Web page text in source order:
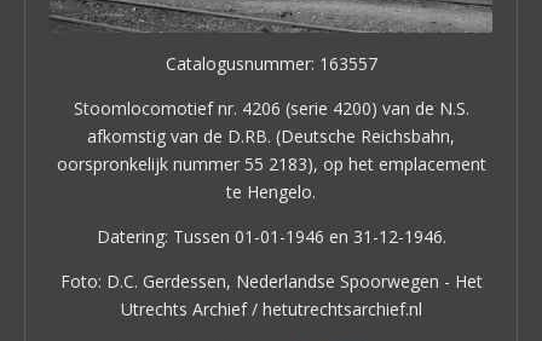
Catalogusnummer: 163557
Stoomlocomotief nr. 4206 (serie 4200) van de N.S.
afkomstig van de D.RB. (Deutsche Reichsbahn,
oorspronkelijk nummer 55 2183), op het emplacement
te Hengelo.
Datering: Tussen 01-01-1946 en 31-12-1946.
Foto: D.C. Gerdessen, Nederlandse Spoorwegen - Het
Utrechts Archief / hetutrechtsarchief.nl